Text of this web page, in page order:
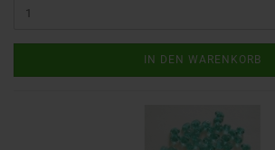
IN DEN WARENKORB